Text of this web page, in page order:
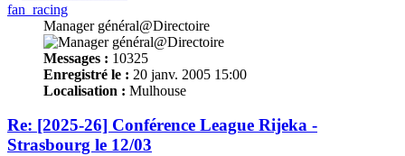
fan_racing
Manager général@Directoire
Messages : 10325
Enregistré le : 20 janv. 2005 15:00
Localisation : Mulhouse
Re: [2025-26] Conférence League Rijeka -
Strasbourg le 12/03